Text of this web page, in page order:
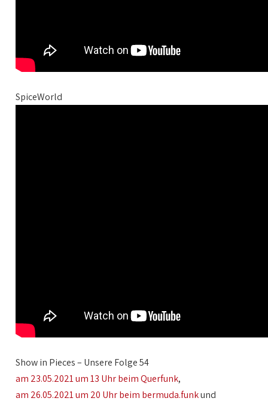
SpiceWorld
Show in Pieces – Unsere Folge 54
am 23.05.2021 um 13 Uhr beim Querfunk,
am 26.05.2021 um 20 Uhr beim bermuda.funkund